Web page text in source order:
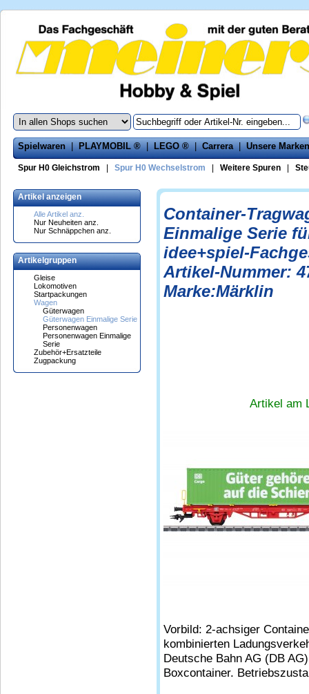
Spielwaren|PLAYMOBIL ®|LEGO ®|Carrera|Unsere Marken
Spur H0 Gleichstrom Spur H0 Wechselstrom Weitere Spuren
Artikel anzeigen
Alle Artikel anz.
Nur Neuheiten anz.
Nur Schnäppchen anz.
Artikelgruppen
Gleise
Lokomotiven
Startpackungen
Wagen
Güterwagen
Güterwagen Einmalige Serie
Personenwagen
Personenwagen Einmalige
Serie
Zubehör+Ersatzteile
Zugpackung
Container-
Einmalige Serie
idee+spiel-
Artikel-Nummer:
Marke:Märklin
Artikel am
Vorbild: 2-achsiger
kombinierten
Deutsche Bahn AG (DB
Boxcontainer.